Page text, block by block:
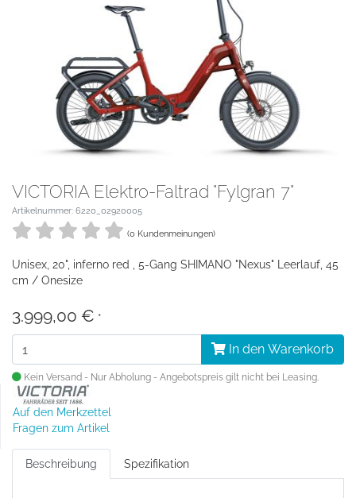
VICTORIA Elektro-Faltrad "Fylgran 7"
Artikelnummer: 6220_02920005
(0 Kundenmeinungen)
Unisex, 20", inferno red , 5-Gang SHIMANO "Nexus" Leerlauf, 45
cm / Onesize
3.999,00 € *
In den Warenkorb
Kein Versand - Nur Abholung - Angebotspreis gilt nicht bei Leasing.
Auf den Merkzettel
Fragen zum Artikel
Beschreibung Spezifikation